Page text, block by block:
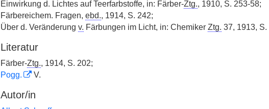
Einwirkung d. Lichtes auf Teerfarbstoffe, in: Färber-Ztg., 1910, S. 253-58;
Färbereichem. Fragen, ebd., 1914, S. 242;
Über d. Veränderung v. Färbungen im Licht, in: Chemiker Ztg. 37, 1913, S.
Literatur
Färber-Ztg., 1914, S. 202;
Pogg.
V.
Autor/in